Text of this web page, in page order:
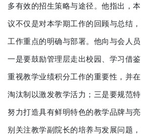
多有效的招生策略与途径。他指出，
议不仅是对本学期工作的回顾与总结
工作重点的明确与部署。他向与会人
一是要鼓励管理层走出校园、学习借
重视教学业绩积分工作的重要性，并
淘汰制以激发教学活力；三是要规范
努力打造具有鲜明特色的教学品牌与
别关注教学副院长的培养与发展问题